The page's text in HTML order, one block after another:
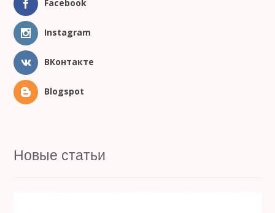
Facebook
Instagram
ВКонтакте
Blogspot
Новые статьи